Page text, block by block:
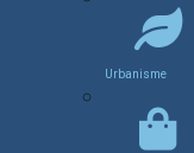
Urbanisme